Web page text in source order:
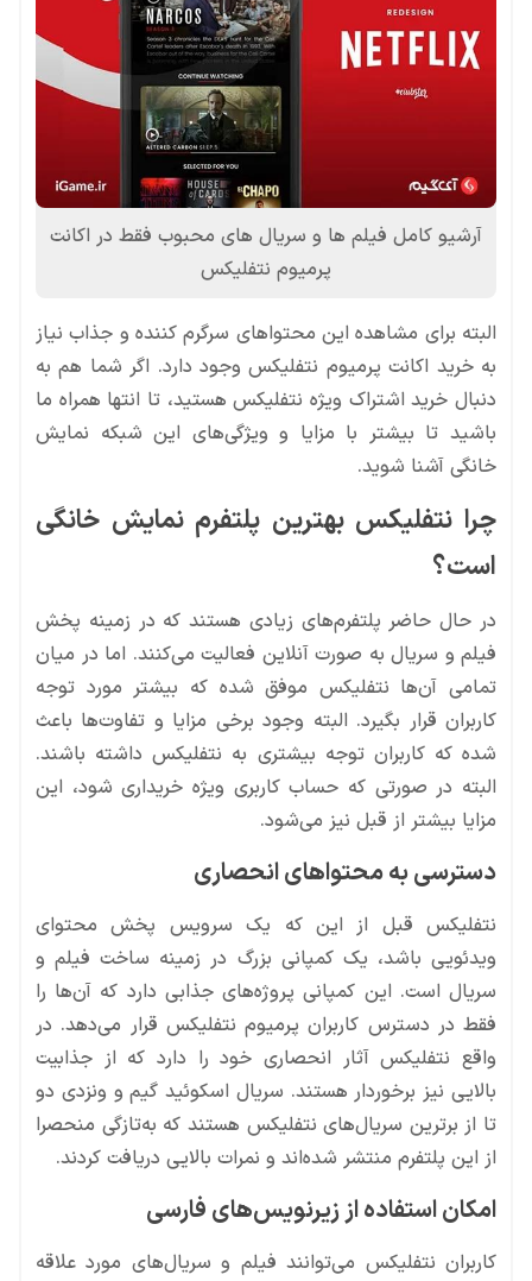
آرشیو کامل فیلم ها و سریال های محبوب فقط در اکانت
پرمیوم نتفلیکس
البته برای مشاهده این محتواهای سرگرم کننده و جذاب نیاز
به خرید اکانت پرمیوم نتفلیکس وجود دارد. اگر شما هم به
دنبال خرید اشتراک ویژه نتفلیکس هستید، تا انتها همراه ما
باشید تا بیشتر با مزایا و ویژگی‌های این شبکه نمایش
خانگی آشنا شوید.
چرا نتفلیکس بهترین پلتفرم نمایش خانگی
است؟
در حال حاضر پلتفرم‌های زیادی هستند که در زمینه پخش
فیلم و سریال به صورت آنلاین فعالیت می‌کنند. اما در میان
تمامی آن‌ها نتفلیکس موفق شده که بیشتر مورد توجه
کاربران قرار بگیرد. البته وجود برخی مزایا و تفاوت‌ها باعث
شده که کاربران توجه بیشتری به نتفلیکس داشته باشند.
البته در صورتی که حساب کاربری ویژه خریداری شود، این
مزایا بیشتر از قبل نیز می‌شود.
دسترسی به محتواهای انحصاری
نتفلیکس قبل از این که یک سرویس پخش محتوای
ویدئویی باشد، یک کمپانی بزرگ در زمینه ساخت فیلم و
سریال است. این کمپانی پروژه‌های جذابی دارد که آن‌ها را
فقط در دسترس کاربران پرمیوم نتفلیکس قرار می‌دهد. در
واقع نتفلیکس آثار انحصاری خود را دارد که از جذابیت
بالایی نیز برخوردار هستند. سریال اسکوئید گیم و ونزدی دو
تا از برترین سریال‌های نتفلیکس هستند که به‌تازگی منحصرا
از این پلتفرم منتشر شده‌اند و نمرات بالایی دریافت کردند.
امکان استفاده از زیرنویس‌های فارسی
کاربران نتفلیکس می‌توانند فیلم و سریال‌های مورد علاقه